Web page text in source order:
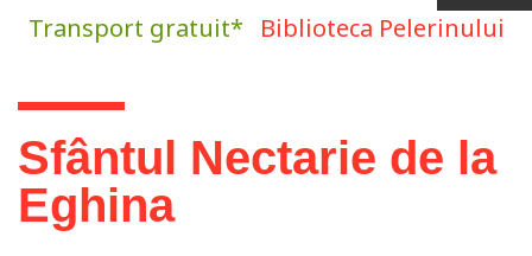
Transport gratuit* Biblioteca Pelerinului
Eşti aici
Sfântul Nectarie de la
Eghina